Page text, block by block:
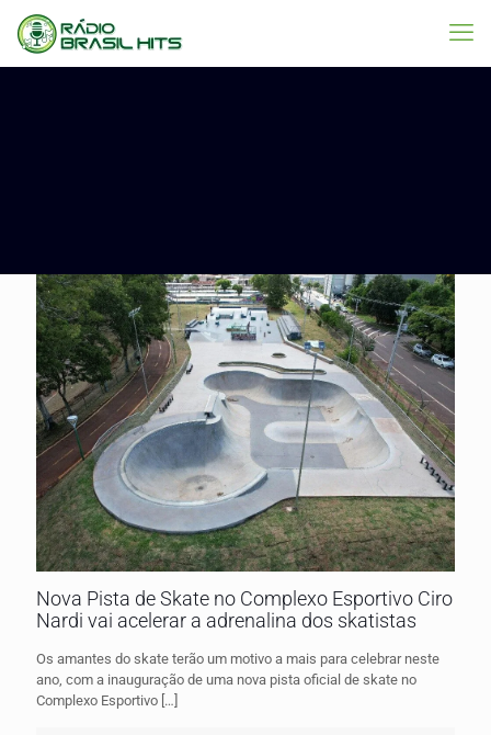
Nova Pista de Skate no Complexo Esportivo Ciro
Nardi vai acelerar a adrenalina dos skatistas
Os amantes do skate terão um motivo a mais para celebrar neste
ano, com a inauguração de uma nova pista oficial de skate no
Complexo Esportivo […]